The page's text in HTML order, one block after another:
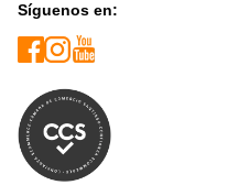
Síguenos en: